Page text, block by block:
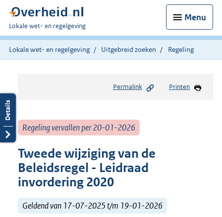
Menu
U
bent
hier:
Lokale wet- en regelgeving
Lokale wet- en regelgeving Uitgebreid zoeken Regeling
Permalink Printen
Regeling vervallen per 20-01-2026
Tweede wijziging van de
Beleidsregel - Leidraad
invordering 2020
Geldend van 17-07-2025 t/m 19-01-2026